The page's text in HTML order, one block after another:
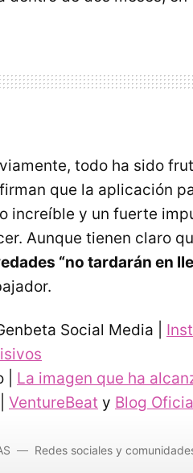
todo ha sido
que la aplicación
increíble y un fuerte
Aunque tienen claro
“no tardarán en
Social Media |
| La imagen que ha
VentureBeat y Blog
Redes sociales y